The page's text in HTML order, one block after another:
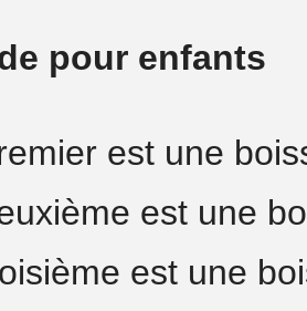
pour enfants
est une
est une
est une